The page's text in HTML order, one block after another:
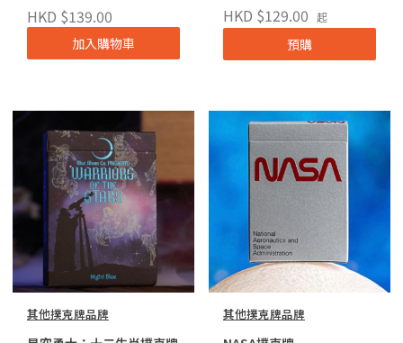
HKD $139.00
加入購物車
HKD $129.00 起
預購
其他撲克牌品牌 其他撲克牌品牌